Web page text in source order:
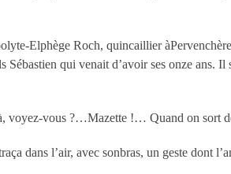
Elphège Roch, quincaillier
Sébastien qui venait d’avoir ses onze ans.
là, voyez-vous ?…Mazette !… Quand on
dans l’air, avec sonbras, un geste dont